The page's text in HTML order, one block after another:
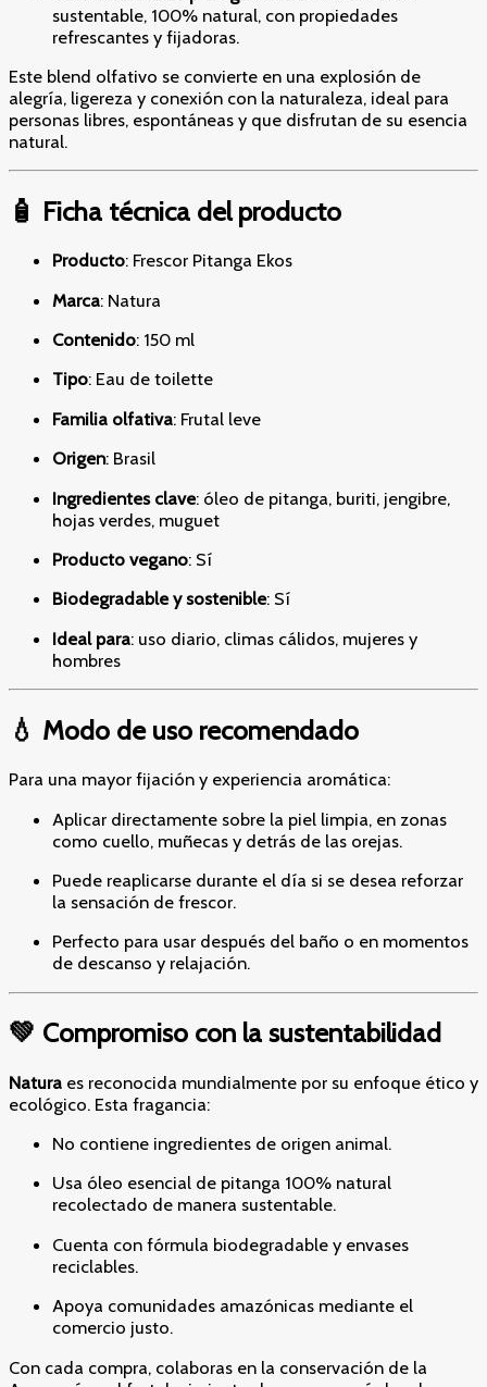
sustentable, 100% natural, con propiedades
refrescantes y fijadoras.
Este blend olfativo se convierte en una explosión de
alegría, ligereza y conexión con la naturaleza, ideal para
personas libres, espontáneas y que disfrutan de su esencia
natural.
🧴 Ficha técnica del producto
Producto: Frescor Pitanga Ekos
Marca: Natura
Contenido: 150 ml
Tipo: Eau de toilette
Familia olfativa: Frutal leve
Origen: Brasil
Ingredientes clave: óleo de pitanga, buriti, jengibre,
hojas verdes, muguet
Producto vegano: Sí
Biodegradable y sostenible: Sí
Ideal para: uso diario, climas cálidos, mujeres y
hombres
💧 Modo de uso recomendado
Para una mayor fijación y experiencia aromática:
Aplicar directamente sobre la piel limpia, en zonas
como cuello, muñecas y detrás de las orejas.
Puede reaplicarse durante el día si se desea reforzar
la sensación de frescor.
Perfecto para usar después del baño o en momentos
de descanso y relajación.
💚 Compromiso con la sustentabilidad
Natura es reconocida mundialmente por su enfoque ético y
ecológico. Esta fragancia:
No contiene ingredientes de origen animal.
Usa óleo esencial de pitanga 100% natural
recolectado de manera sustentable.
Cuenta con fórmula biodegradable y envases
reciclables.
Apoya comunidades amazónicas mediante el
comercio justo.
Con cada compra, colaboras en la conservación de la